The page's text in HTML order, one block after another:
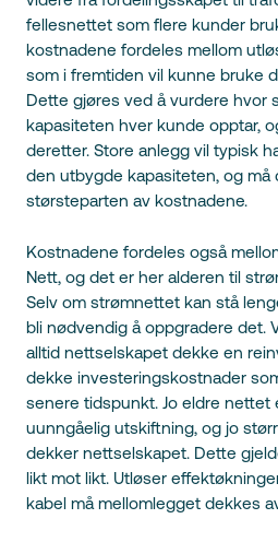
fellesnettet som flere kunder
kostnadene fordeles mellom
som i fremtiden vil kunne bruke
Dette gjøres ved å vurdere hvor
kapasiteten hver kunde opptar,
deretter. Store anlegg vil typisk
den utbygde kapasiteten, og må
størsteparten av kostnadene.
Kostnadene fordeles også
Nett, og det er her alderen til
Selv om strømnettet kan stå
bli nødvendig å oppgradere det.
alltid nettselskapet dekke en
dekke investeringskostnader
senere tidspunkt. Jo eldre
uunngåelig utskiftning, og jo
dekker nettselskapet. Dette
likt mot likt. Utløser
kabel må mellomlegget dekkes